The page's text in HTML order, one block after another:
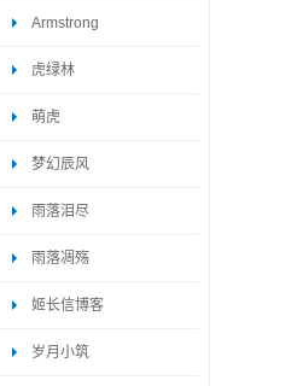
Armstrong
虎绿林
萌虎
梦幻辰风
雨落泪尽
雨落凋殇
姬长信博客
岁月小筑